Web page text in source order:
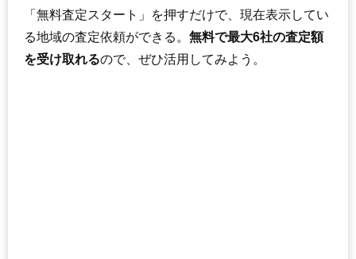
「無料査定スタート」を押すだけで、現在表示してい
る地域の査定依頼ができる。 無料で最大6社の査定額
を受け取れるので、ぜひ活用してみよう。